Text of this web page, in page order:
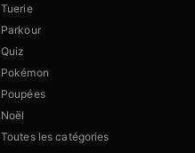
Tuerie
Parkour
Quiz
Pokémon
Poupées
Noël
Toutes les catégories